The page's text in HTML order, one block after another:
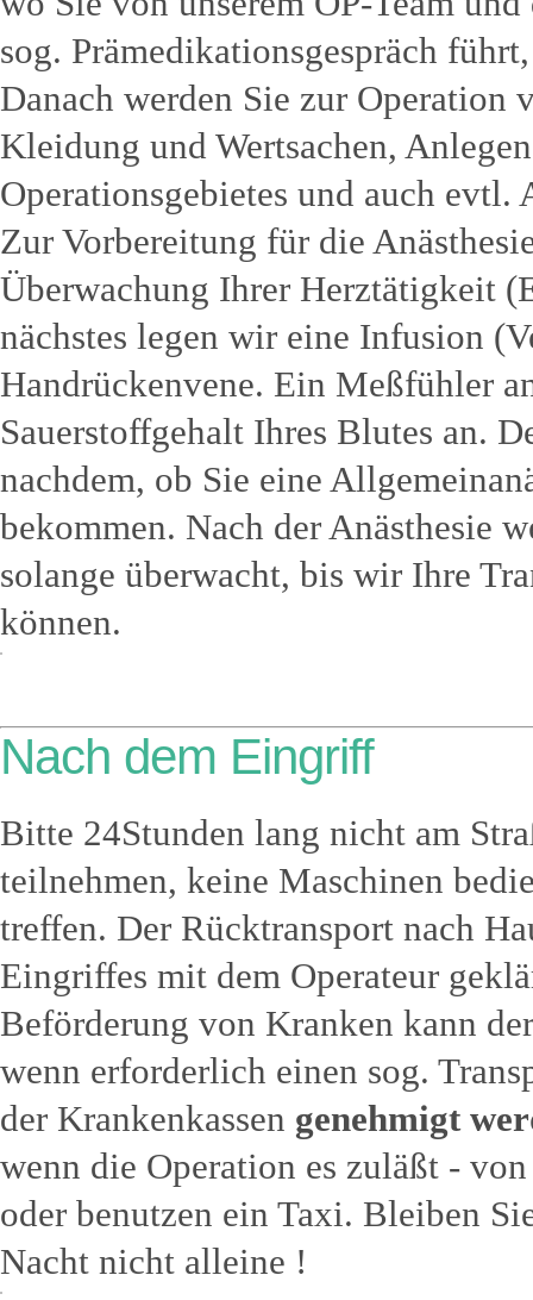
sog. Prämedikationsgespräch
Danach werden Sie zur Operation
Kleidung und Wertsachen,
Operationsgebietes und auch
Zur Vorbereitung für die
Überwachung Ihrer Herztätigkeit
nächstes legen wir eine Infusion
Handrückenvene. Ein Meßfühler
Sauerstoffgehalt Ihres Blutes an.
nachdem, ob Sie eine
bekommen. Nach der Anästhesie
solange überwacht, bis wir Ihre
können.
Nach dem Eingriff
Bitte 24Stunden lang nicht am
teilnehmen, keine Maschinen
treffen. Der Rücktransport nach
Eingriffes mit dem Operateur
Beförderung von Kranken kann
wenn erforderlich einen sog.
der Krankenkassen genehmigt
wenn die Operation es zuläßt -
oder benutzen ein Taxi. Bleiben
Nacht nicht alleine !